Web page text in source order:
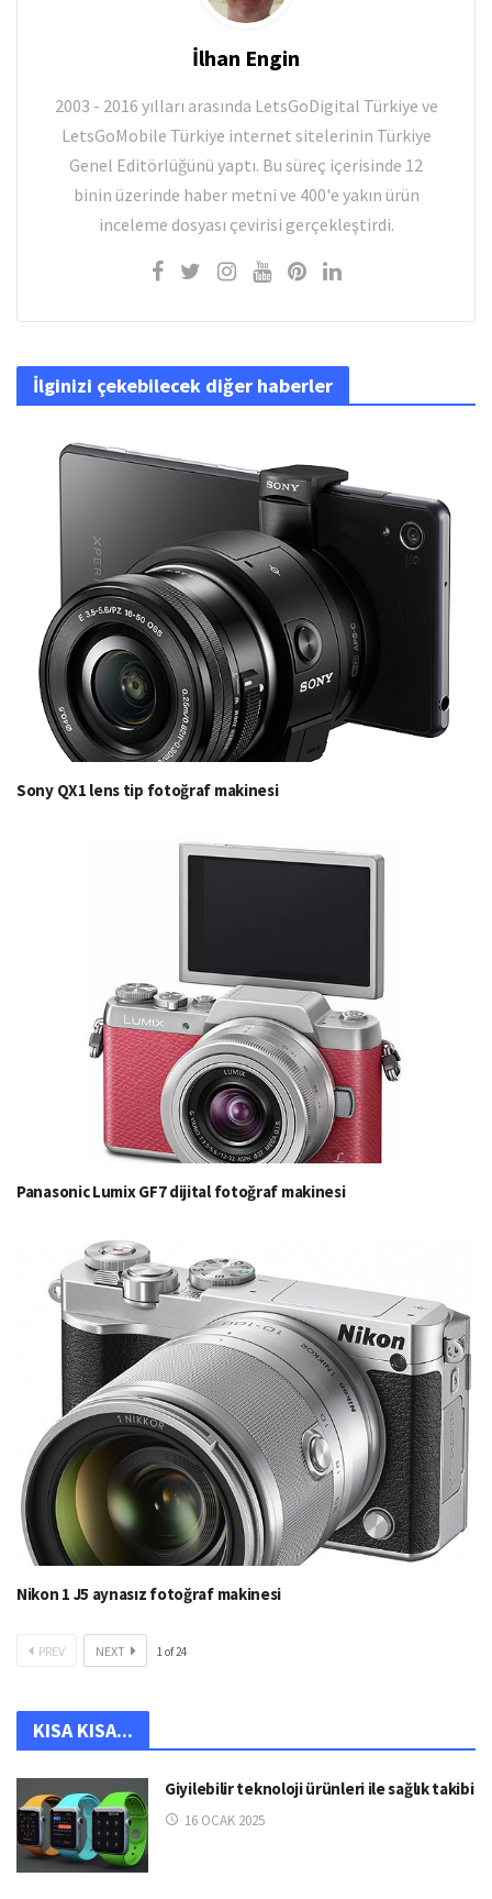
İlhan Engin
2003 - 2016 yılları arasında LetsGoDigital Türkiye ve
LetsGoMobile Türkiye internet sitelerinin Türkiye
Genel Editörlüğünü yaptı. Bu süreç içerisinde 12
binin üzerinde haber metni ve 400'e yakın ürün
inceleme dosyası çevirisi gerçekleştirdi.
İlginizi çekebilecek diğer haberler
Sony QX1 lens tip fotoğraf makinesi
Panasonic Lumix GF7 dijital fotoğraf makinesi
Nikon 1 J5 aynasız fotoğraf makinesi
PREV NEXT 1of24
KISA KISA...
Giyilebilir teknoloji ürünleri ile sağlık takibi
16 OCAK 2025